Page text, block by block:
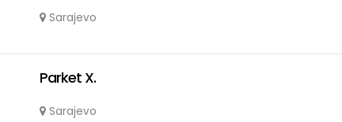
Sarajevo
Parket X.
Sarajevo